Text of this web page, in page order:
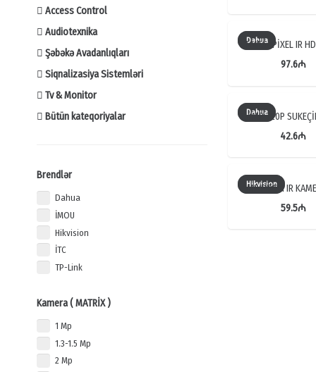
Access Control
Audiotexnika
Şəbəkə Avadanlıqları
Siqnalizasiya Sistemləri
Tv & Monitor
Bütün kateqoriyalar
Brendlər
Dahua
İMOU
Hikvision
İTC
TP-Link
Kamera ( MATRİX )
1 Mp
1.3-1.5 Mp
2 Mp
Dahua
1 MEGAPİXEL IR
97.6₼
Dahua
1.4MP 720P
42.6₼
Hikvision
1MP HDCVI IR
59.5₼